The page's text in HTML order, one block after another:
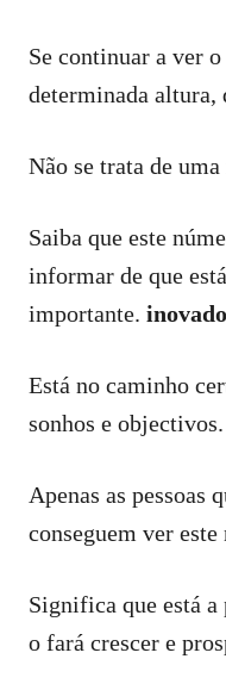
Se continuar a ver
determinada altura,
Não se trata de
Saiba que este
informar de que
importante.
Está no caminho
sonhos e objectivos.
Apenas as pessoas
conseguem ver este
Significa que está a
o fará crescer e